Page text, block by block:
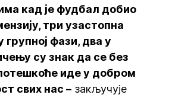
кад је фудбал добио
три узастопна
фази, два у
су знак да се без
иде у добром
свих нас – закључује